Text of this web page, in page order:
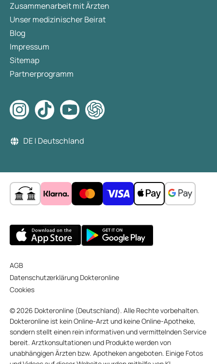
Zusammenarbeit mit Ärzten
Unser medizinischer Beirat
Blog
Impressum
Sitemap
Partnerprogramm
DE | Deutschland
AGB
Datenschutzerklärung Dokteronline
Cookies
© 2026 Dokteronline (Deutschland). Alle Rechte vorbehalten.
Dokteronline ist kein Online-Arzt und keine Online-Apotheke,
sondern stellt einen rein informativen und vermittelnden Service
bereit. Arztkonsultationen und Produkte werden von
unabhängigen Ärzten bzw. Apotheken angeboten. Einige Fotos